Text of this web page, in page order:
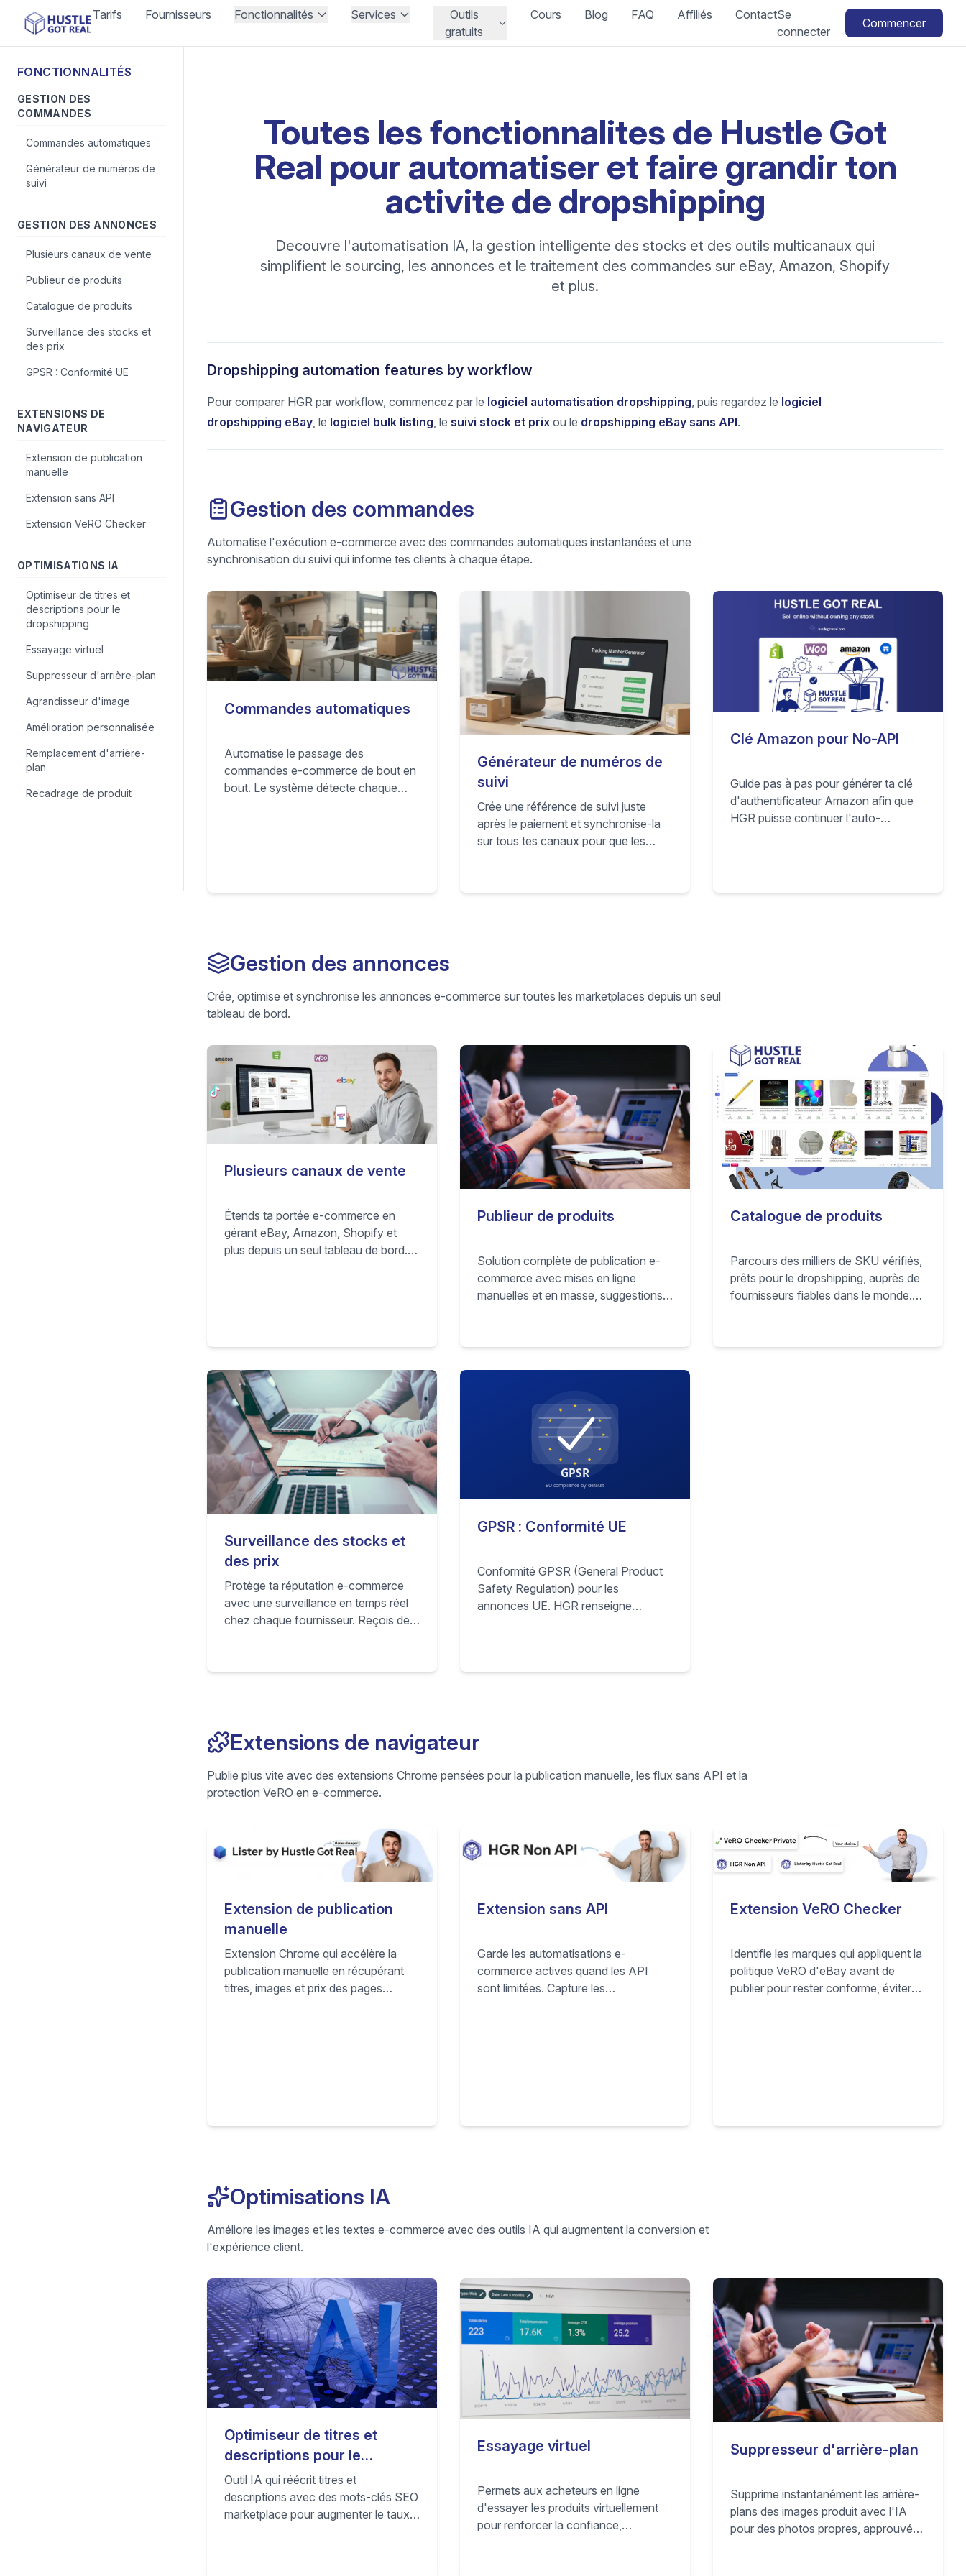
Tarifs Fournisseurs Fonctionnalités Services
Outils
gratuits
Cours Blog FAQ Affiliés ContactSe
connecter
Commencer
FONCTIONNALITÉS
GESTION DES
COMMANDES
Commandes automatiques
Générateur de numéros de
suivi
GESTION DES ANNONCES
Plusieurs canaux de vente
Publieur de produits
Catalogue de produits
Surveillance des stocks et
des prix
GPSR : Conformité UE
EXTENSIONS DE
NAVIGATEUR
Extension de publication
manuelle
Extension sans API
Extension VeRO Checker
OPTIMISATIONS IA
Optimiseur de titres et
descriptions pour le
dropshipping
Essayage virtuel
Suppresseur d'arrière-plan
Agrandisseur d'image
Amélioration personnalisée
Remplacement d'arrière-
plan
Recadrage de produit
Toutes les fonctionnalites de Hustle Got
Real pour automatiser et faire grandir ton
activite de dropshipping
Decouvre l'automatisation IA, la gestion intelligente des stocks et des outils multicanaux qui
simplifient le sourcing, les annonces et le traitement des commandes sur eBay, Amazon, Shopify
et plus.
Dropshipping automation features by workflow
Pour comparer HGR par workflow, commencez par le logiciel automatisation dropshipping, puis regardez le logiciel
dropshipping eBay, le logiciel bulk listing, le suivi stock et prix ou le dropshipping eBay sans API.
Gestion des commandes
Automatise l'exécution e-commerce avec des commandes automatiques instantanées et une
synchronisation du suivi qui informe tes clients à chaque étape.
Commandes automatiques
Automatise le passage des
commandes e-commerce de bout en
bout. Le système détecte chaque
instantanément sans travail manuel.
Générateur de numéros de
suivi
Crée une référence de suivi juste
après le paiement et synchronise-la
sur tous tes canaux pour que les
et que les tickets WISMO diminuent.
Clé Amazon pour No-API
Guide pas à pas pour générer ta clé
d'authentificateur Amazon afin que
HGR puisse continuer l'auto-
Gestion des annonces
Crée, optimise et synchronise les annonces e-commerce sur toutes les marketplaces depuis un seul
tableau de bord.
Plusieurs canaux de vente
Étends ta portée e-commerce en
gérant eBay, Amazon, Shopify et
plus depuis un seul tableau de bord.
Publieur de produits
Solution complète de publication e-
commerce avec mises en ligne
manuelles et en masse, suggestions
mesure et optimisation conforme aux
gère les variantes et définis des règles
de profit par fournisseur.
Catalogue de produits
Parcours des milliers de SKU vérifiés,
prêts pour le dropshipping, auprès de
fournisseurs fiables dans le monde.
demande pour choisir les gagnants
Surveillance des stocks et
des prix
Protège ta réputation e-commerce
avec une surveillance en temps réel
chez chaque fournisseur. Reçois des
quand le stock ou les prix changent
GPSR : Conformité UE
Conformité GPSR (General Product
Safety Regulation) pour les
annonces UE. HGR renseigne
Amazon, avec des valeurs par défaut
Extensions de navigateur
Publie plus vite avec des extensions Chrome pensées pour la publication manuelle, les flux sans API et la
protection VeRO en e-commerce.
Extension de publication
manuelle
Extension Chrome qui accélère la
publication manuelle en récupérant
titres, images et prix des pages
Extension sans API
Garde les automatisations e-
commerce actives quand les API
sont limitées. Capture les
Extension VeRO Checker
Identifie les marques qui appliquent la
politique VeRO d'eBay avant de
publier pour rester conforme, éviter
Optimisations IA
Améliore les images et les textes e-commerce avec des outils IA qui augmentent la conversion et
l'expérience client.
Optimiseur de titres et
descriptions pour le
dropshipping
Outil IA qui réécrit titres et
descriptions avec des mots-clés SEO
marketplace pour augmenter le taux
Essayage virtuel
Permets aux acheteurs en ligne
d'essayer les produits virtuellement
pour renforcer la confiance,
Suppresseur d'arrière-plan
Supprime instantanément les arrière-
plans des images produit avec l'IA
pour des photos propres, approuvées